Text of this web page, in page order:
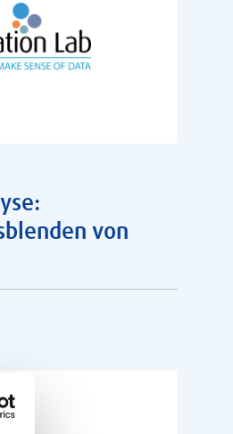
von